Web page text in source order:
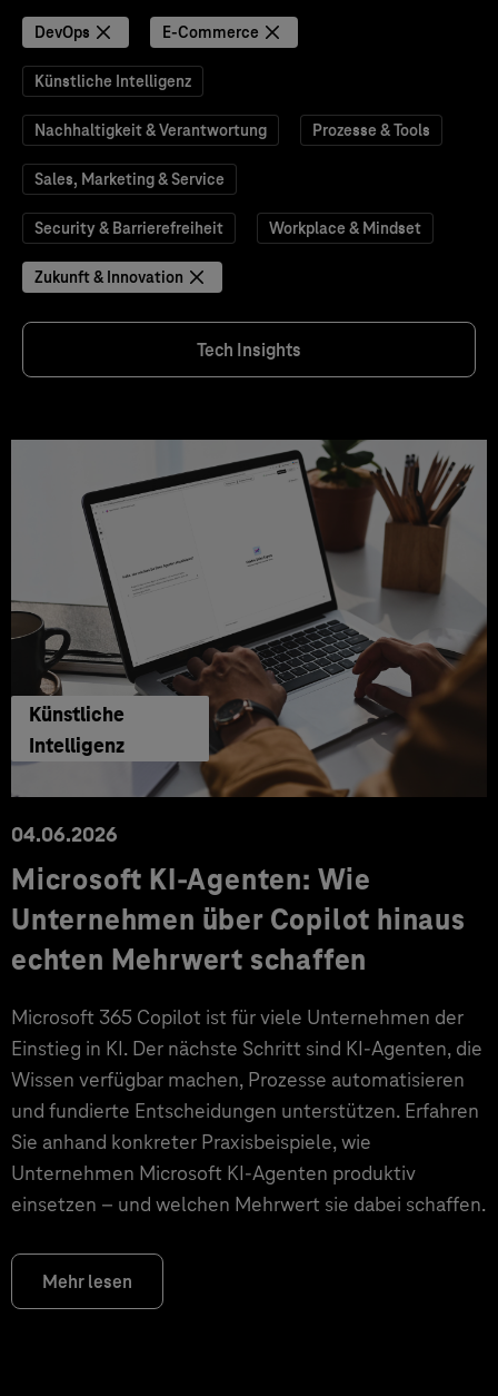
DevOps E-Commerce
Künstliche Intelligenz
Nachhaltigkeit & Verantwortung Prozesse & Tools
Sales, Marketing & Service
Security & Barrierefreiheit Workplace & Mindset
Zukunft & Innovation
Tech Insights
Künstliche
Intelligenz
04.06.2026
Microsoft KI-Agenten: Wie
Unternehmen über Copilot hinaus
echten Mehrwert schaffen
Microsoft 365 Copilot ist für viele Unternehmen der
Einstieg in KI. Der nächste Schritt sind KI-Agenten, die
Wissen verfügbar machen, Prozesse automatisieren
und fundierte Entscheidungen unterstützen. Erfahren
Sie anhand konkreter Praxisbeispiele, wie
Unternehmen Microsoft KI-Agenten produktiv
einsetzen – und welchen Mehrwert sie dabei schaffen.
Mehr lesen